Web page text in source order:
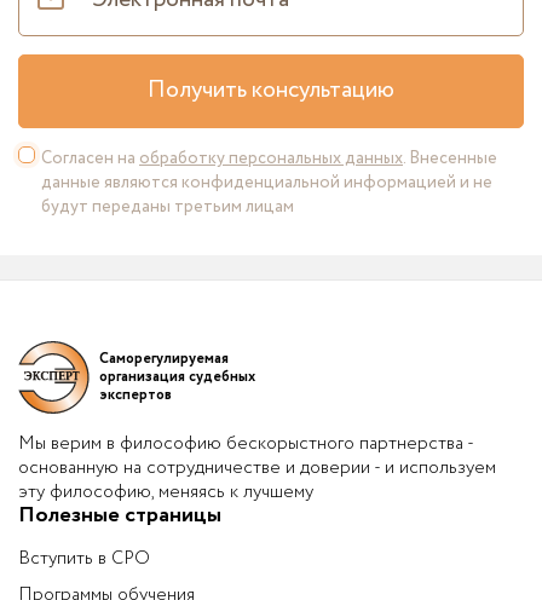
Получить консультацию
Согласен на обработку персональных данных. Внесенные
данные являются конфиденциальной информацией и не
будут переданы третьим лицам
Саморегулируемая
организация судебных
экспертов
Мы верим в философию бескорыстного партнерства -
основанную на сотрудничестве и доверии - и используем
эту философию, меняясь к лучшему
Полезные страницы
Вступить в СРО